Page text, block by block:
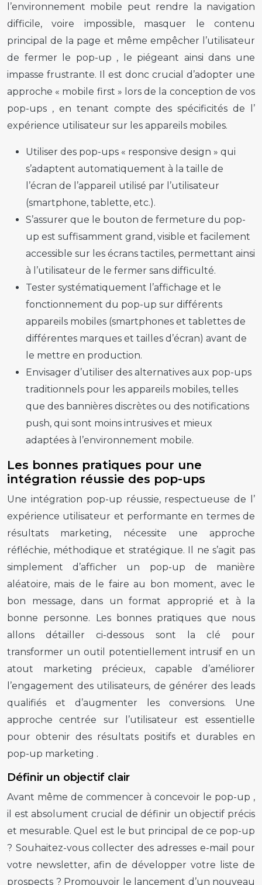
l’environnement mobile peut rendre la navigation
difficile, voire impossible, masquer le contenu
principal de la page et même empêcher l’utilisateur
de fermer le pop-up , le piégeant ainsi dans une
impasse frustrante. Il est donc crucial d’adopter une
approche « mobile first » lors de la conception de vos
pop-ups , en tenant compte des spécificités de l’
expérience utilisateur sur les appareils mobiles.
Utiliser des pop-ups « responsive design » qui
s’adaptent automatiquement à la taille de
l’écran de l’appareil utilisé par l’utilisateur
(smartphone, tablette, etc.).
S’assurer que le bouton de fermeture du pop-
up est suffisamment grand, visible et facilement
accessible sur les écrans tactiles, permettant ainsi
à l’utilisateur de le fermer sans difficulté.
Tester systématiquement l’affichage et le
fonctionnement du pop-up sur différents
appareils mobiles (smartphones et tablettes de
différentes marques et tailles d’écran) avant de
le mettre en production.
Envisager d’utiliser des alternatives aux pop-ups
traditionnels pour les appareils mobiles, telles
que des bannières discrètes ou des notifications
push, qui sont moins intrusives et mieux
adaptées à l’environnement mobile.
Les bonnes pratiques pour une
intégration réussie des pop-ups
Une intégration pop-up réussie, respectueuse de l’
expérience utilisateur et performante en termes de
résultats marketing, nécessite une approche
réfléchie, méthodique et stratégique. Il ne s’agit pas
simplement d’afficher un pop-up de manière
aléatoire, mais de le faire au bon moment, avec le
bon message, dans un format approprié et à la
bonne personne. Les bonnes pratiques que nous
allons détailler ci-dessous sont la clé pour
transformer un outil potentiellement intrusif en un
atout marketing précieux, capable d’améliorer
l’engagement des utilisateurs, de générer des leads
qualifiés et d’augmenter les conversions. Une
approche centrée sur l’utilisateur est essentielle
pour obtenir des résultats positifs et durables en
pop-up marketing .
Définir un objectif clair
Avant même de commencer à concevoir le pop-up ,
il est absolument crucial de définir un objectif précis
et mesurable. Quel est le but principal de ce pop-up
? Souhaitez-vous collecter des adresses e-mail pour
votre newsletter, afin de développer votre liste de
prospects ? Promouvoir le lancement d’un nouveau